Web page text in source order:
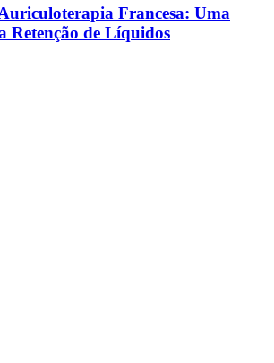
Francesa: Uma
Retenção de Líquidos